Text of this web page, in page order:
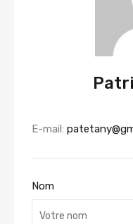
E-mail:
Nom